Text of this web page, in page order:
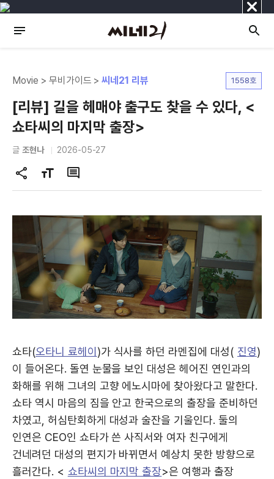
닫
기
Movie > 무비가이드 >씨네21 리뷰 1558호
[리뷰] 길을 헤매야 출구도 찾을 수 있다, <
쇼타씨의 마지막 출장>
글 조현나 2026-05-27
공
유
기
글
자
기
경
댓
글
쇼타(오타니 료헤이 )가 식사를 하던 라멘집에 대성( 진영)
이 들어온다. 돌연 눈물을 보인 대성은 헤어진 연인과의
화해를 위해 그녀의 고향 에노시마에 찾아왔다고 말한다.
쇼타 역시 마음의 짐을 안고 한국으로의 출장을 준비하던
차였고, 허심탄회하게 대성과 술잔을 기울인다. 둘의
인연은 CEO인 쇼타가 쓴 사직서와 여자 친구에게
건네려던 대성의 편지가 바뀌면서 예상치 못한 방향으로
흘러간다. < 쇼타씨의 마지막 출장>은 여행과 출장